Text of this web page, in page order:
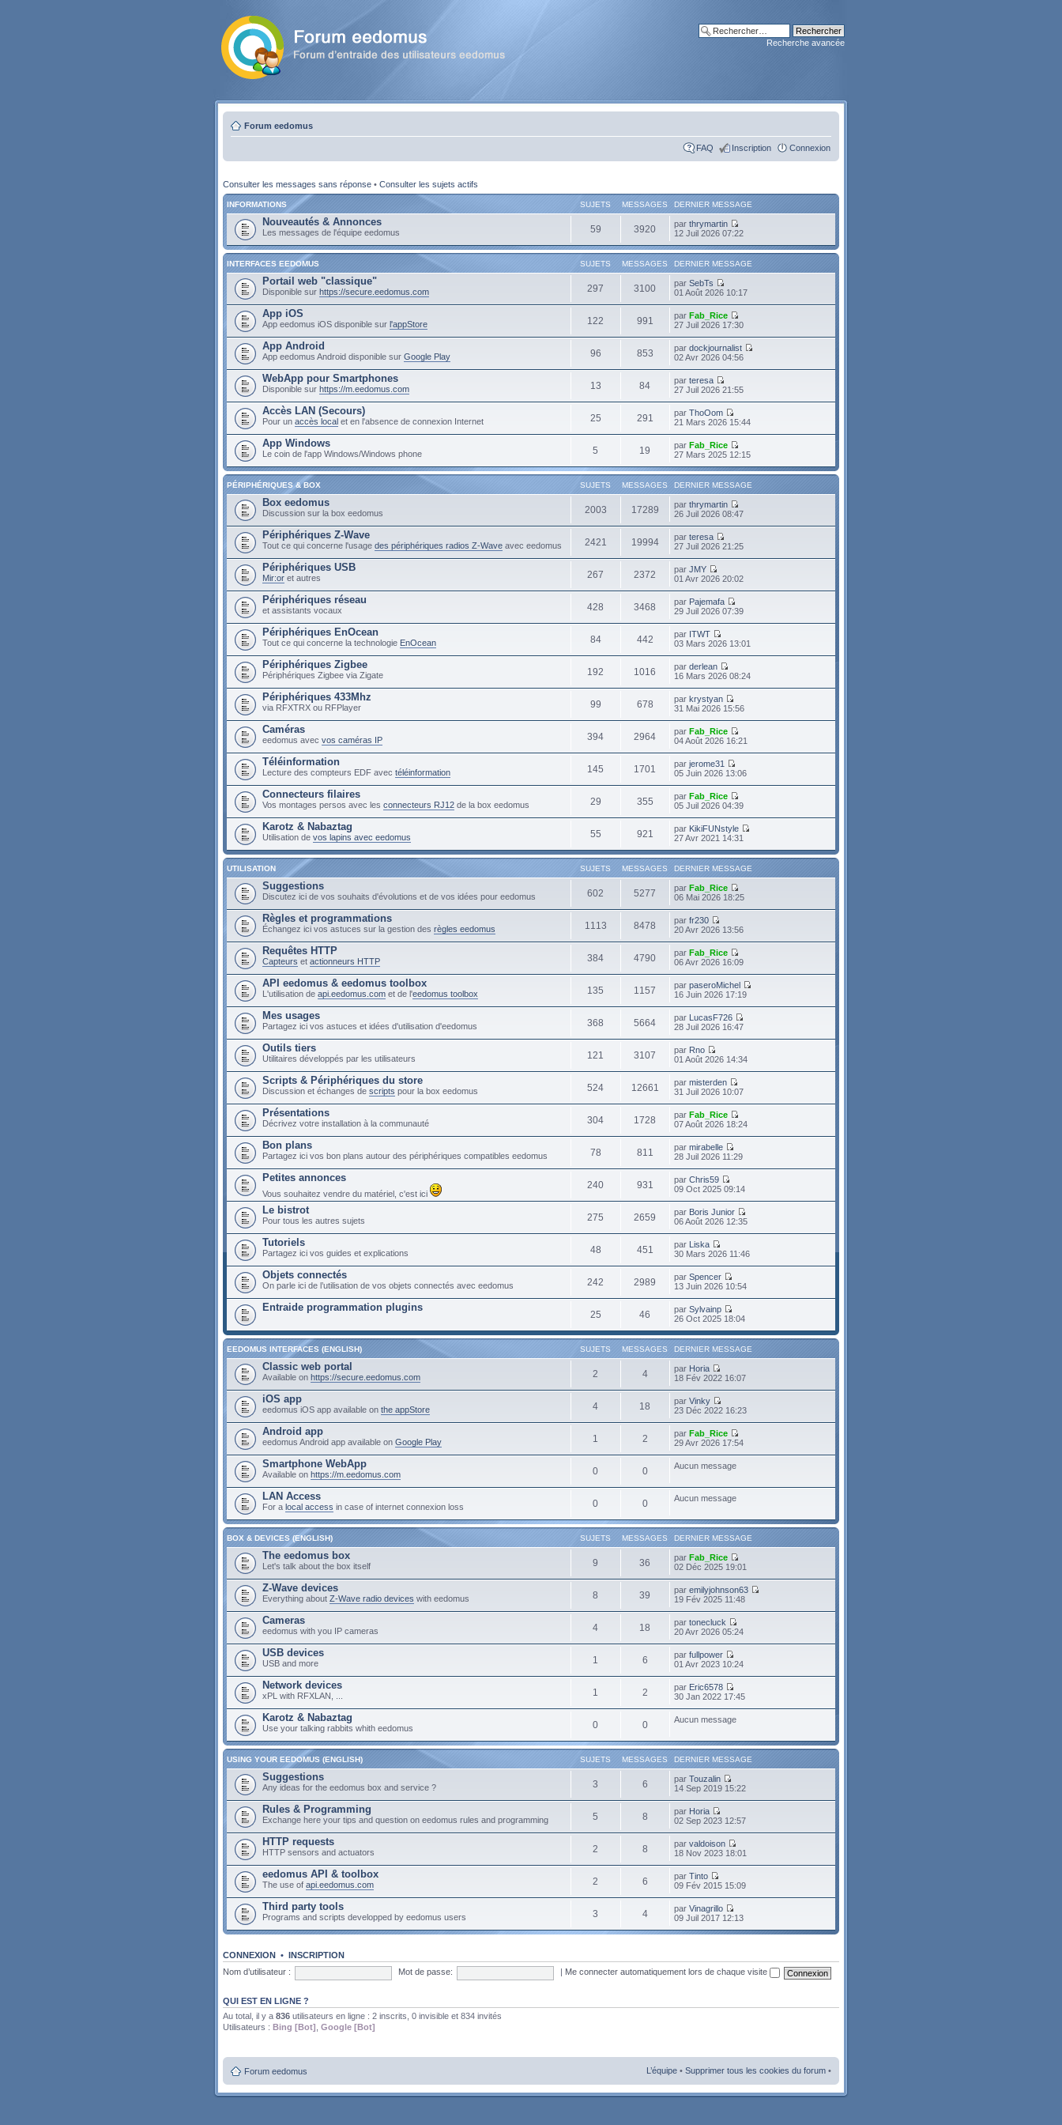
Recherche avancée
Forum eedomus
FAQ Inscription Connexion
Consulter les messages sans réponse • Consulter les sujets actifs
INFORMATIONS SUJETS MESSAGES DERNIER MESSAGE
Nouveautés & Annonces
Les messages de l'équipe eedomus 59 3920 parthrymartin
12 Juil 2026 07:22
INTERFACES EEDOMUS SUJETS MESSAGES DERNIER MESSAGE
Portail web "classique"
Disponible sur https://secure.eedomus.com 297 3100 parSebTs
01 Août 2026 10:17
App iOS
App eedomus iOS disponible sur l'appStore 122 991 parFab_Rice
27 Juil 2026 17:30
App Android
App eedomus Android disponible sur Google Play 96 853 pardockjournalist
02 Avr 2026 04:56
WebApp pour Smartphones
Disponible sur https://m.eedomus.com 13 84 parteresa
27 Juil 2026 21:55
Accès LAN (Secours)
Pour un accès local et en l'absence de connexion Internet 25 291 parThoOom
21 Mars 2026 15:44
App Windows
Le coin de l'app Windows/Windows phone 5 19 parFab_Rice
27 Mars 2025 12:15
PÉRIPHÉRIQUES & BOX SUJETS MESSAGES DERNIER MESSAGE
Box eedomus
Discussion sur la box eedomus 2003 17289 parthrymartin
26 Juil 2026 08:47
Périphériques Z-Wave
Tout ce qui concerne l'usage des périphériques radios Z-Wave avec eedomus 2421 19994 parteresa
27 Juil 2026 21:25
Périphériques USB
Mir:or et autres 267 2372 parJMY
01 Avr 2026 20:02
Périphériques réseau
et assistants vocaux 428 3468 par Pajemafa
29 Juil 2026 07:39
Périphériques EnOcean
Tout ce qui concerne la technologie EnOcean 84 442 par ITWT
03 Mars 2026 13:01
Périphériques Zigbee
Périphériques Zigbee via Zigate 192 1016 parderlean
16 Mars 2026 08:24
Périphériques 433Mhz
via RFXTRX ou RFPlayer 99 678 parkrystyan
31 Mai 2026 15:56
Caméras
eedomus avec vos caméras IP 394 2964 parFab_Rice
04 Août 2026 16:21
Téléinformation
Lecture des compteurs EDF avec téléinformation 145 1701 parjerome31
05 Juin 2026 13:06
Connecteurs filaires
Vos montages persos avec les connecteurs RJ12 de la box eedomus 29 355 parFab_Rice
05 Juil 2026 04:39
Karotz & Nabaztag
Utilisation de vos lapins avec eedomus 55 921 par KikiFUNstyle
27 Avr 2021 14:31
UTILISATION SUJETS MESSAGES DERNIER MESSAGE
Suggestions
Discutez ici de vos souhaits d'évolutions et de vos idées pour eedomus 602 5277 parFab_Rice
06 Mai 2026 18:25
Règles et programmations
Échangez ici vos astuces sur la gestion des règles eedomus 1113 8478 parfr230
20 Avr 2026 13:56
Requêtes HTTP
Capteurs et actionneurs HTTP 384 4790 parFab_Rice
06 Avr 2026 16:09
API eedomus & eedomus toolbox
L'utilisation de api.eedomus.com et de l'eedomus toolbox 135 1157 parpaseroMichel
16 Juin 2026 17:19
Mes usages
Partagez ici vos astuces et idées d'utilisation d'eedomus 368 5664 par LucasF726
28 Juil 2026 16:47
Outils tiers
Utilitaires développés par les utilisateurs 121 3107 par Rno
01 Août 2026 14:34
Scripts & Périphériques du store
Discussion et échanges de scripts pour la box eedomus 524 12661 parmisterden
31 Juil 2026 10:07
Présentations
Décrivez votre installation à la communauté 304 1728 parFab_Rice
07 Août 2026 18:24
Bon plans
Partagez ici vos bon plans autour des périphériques compatibles eedomus 78 811 parmirabelle
28 Juil 2026 11:29
Petites annonces
Vous souhaitez vendre du matériel, c'est ici
240 931 parChris59
09 Oct 2025 09:14
Le bistrot
Pour tous les autres sujets 275 2659 par Boris Junior
06 Août 2026 12:35
Tutoriels
Partagez ici vos guides et explications 48 451 par Liska
30 Mars 2026 11:46
Objets connectés
On parle ici de l’utilisation de vos objets connectés avec eedomus 242 2989 parSpencer
13 Juin 2026 10:54
Entraide programmation plugins
25 46 parSylvainp
26 Oct 2025 18:04
EEDOMUS INTERFACES (ENGLISH) SUJETS MESSAGES DERNIER MESSAGE
Classic web portal
Available on https://secure.eedomus.com 2 4 par Horia
18 Fév 2022 16:07
iOS app
eedomus iOS app available on the appStore 4 18 parVinky
23 Déc 2022 16:23
Android app
eedomus Android app available on Google Play 1 2 parFab_Rice
29 Avr 2026 17:54
Smartphone WebApp
Available on https://m.eedomus.com 0 0 Aucun message
LAN Access
For a local access in case of internet connexion loss 0 0 Aucun message
BOX & DEVICES (ENGLISH) SUJETS MESSAGES DERNIER MESSAGE
The eedomus box
Let's talk about the box itself 9 36 parFab_Rice
02 Déc 2025 19:01
Z-Wave devices
Everything about Z-Wave radio devices with eedomus 8 39 paremilyjohnson63
19 Fév 2025 11:48
Cameras
eedomus with you IP cameras 4 18 partonecluck
20 Avr 2026 05:24
USB devices
USB and more 1 6 parfullpower
01 Avr 2023 10:24
Network devices
xPL with RFXLAN, ... 1 2 par Eric6578
30 Jan 2022 17:45
Karotz & Nabaztag
Use your talking rabbits whith eedomus 0 0 Aucun message
USING YOUR EEDOMUS (ENGLISH) SUJETS MESSAGES DERNIER MESSAGE
Suggestions
Any ideas for the eedomus box and service ? 3 6 parTouzalin
14 Sep 2019 15:22
Rules & Programming
Exchange here your tips and question on eedomus rules and programming 5 8 par Horia
02 Sep 2023 12:57
HTTP requests
HTTP sensors and actuators 2 8 parvaldoison
18 Nov 2023 18:01
eedomus API & toolbox
The use of api.eedomus.com 2 6 parTinto
09 Fév 2015 15:09
Third party tools
Programs and scripts developped by eedomus users 3 4 parVinagrillo
09 Juil 2017 12:13
CONNEXION • INSCRIPTION
Nom d’utilisateur :
Mot de passe: Me connecter automatiquement lors de chaque visite
QUI EST EN LIGNE ?
Au total, il y a 836 utilisateurs en ligne : 2 inscrits, 0 invisible et 834 invités
Utilisateurs : Bing [Bot] Google [Bot]
Forum eedomus L’équipe • Supprimer tous les cookies du forum •